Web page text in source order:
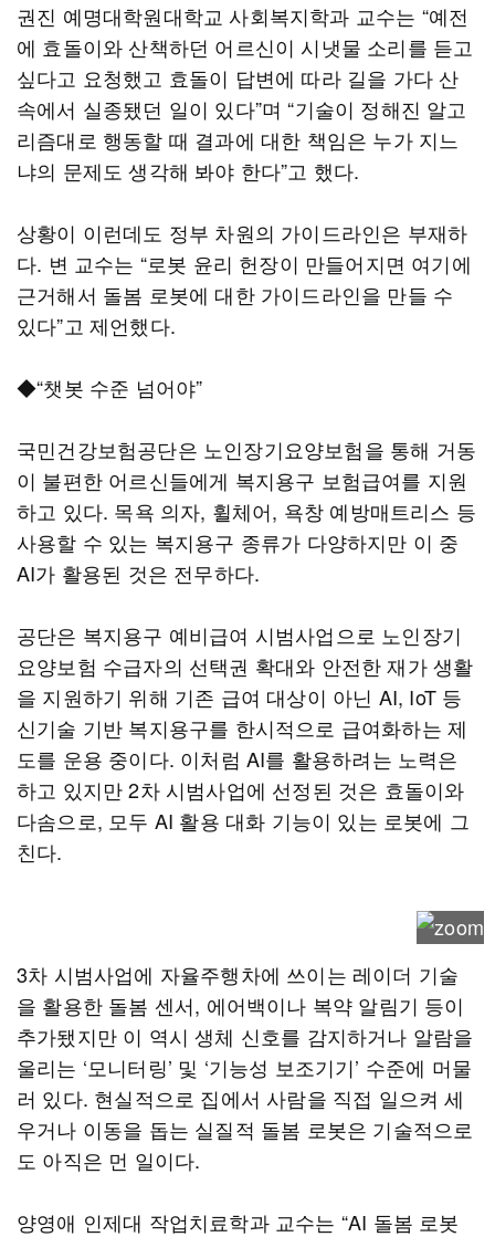
권진 예명대학원대학교 사회복지학과 교수는 “예전
에 효돌이와 산책하던 어르신이 시냇물 소리를 듣고
싶다고 요청했고 효돌이 답변에 따라 길을 가다 산
속에서 실종됐던 일이 있다”며 “기술이 정해진 알고
리즘대로 행동할 때 결과에 대한 책임은 누가 지느
냐의 문제도 생각해 봐야 한다”고 했다.
상황이 이런데도 정부 차원의 가이드라인은 부재하
다. 변 교수는 “로봇 윤리 헌장이 만들어지면 여기에
근거해서 돌봄 로봇에 대한 가이드라인을 만들 수
있다”고 제언했다.
◆“챗봇 수준 넘어야”
국민건강보험공단은 노인장기요양보험을 통해 거동
이 불편한 어르신들에게 복지용구 보험급여를 지원
하고 있다. 목욕 의자, 휠체어, 욕창 예방매트리스 등
사용할 수 있는 복지용구 종류가 다양하지만 이 중
AI가 활용된 것은 전무하다.
공단은 복지용구 예비급여 시범사업으로 노인장기
요양보험 수급자의 선택권 확대와 안전한 재가 생활
을 지원하기 위해 기존 급여 대상이 아닌 AI, IoT 등
신기술 기반 복지용구를 한시적으로 급여화하는 제
도를 운용 중이다. 이처럼 AI를 활용하려는 노력은
하고 있지만 2차 시범사업에 선정된 것은 효돌이와
다솜으로, 모두 AI 활용 대화 기능이 있는 로봇에 그
친다.
3차 시범사업에 자율주행차에 쓰이는 레이더 기술
을 활용한 돌봄 센서, 에어백이나 복약 알림기 등이
추가됐지만 이 역시 생체 신호를 감지하거나 알람을
울리는 ‘모니터링’ 및 ‘기능성 보조기기’ 수준에 머물
러 있다. 현실적으로 집에서 사람을 직접 일으켜 세
우거나 이동을 돕는 실질적 돌봄 로봇은 기술적으로
도 아직은 먼 일이다.
양영애 인제대 작업치료학과 교수는 “AI 돌봄 로봇